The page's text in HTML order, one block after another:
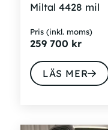
Miltal 4428 mil
Pris (inkl. moms)
259 700 kr
LÄS MER